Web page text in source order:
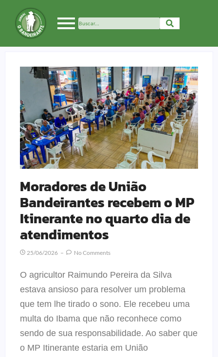
Moradores de União
Bandeirantes recebem o MP
Itinerante no quarto dia de
atendimentos
25/06/2026 No Comments
O agricultor Raimundo Pereira da Silva
estava ansioso para resolver um problema
que tem lhe tirado o sono. Ele recebeu uma
multa do Ibama que não reconhece como
sendo de sua responsabilidade. Ao saber que
o MP Itinerante estaria em União